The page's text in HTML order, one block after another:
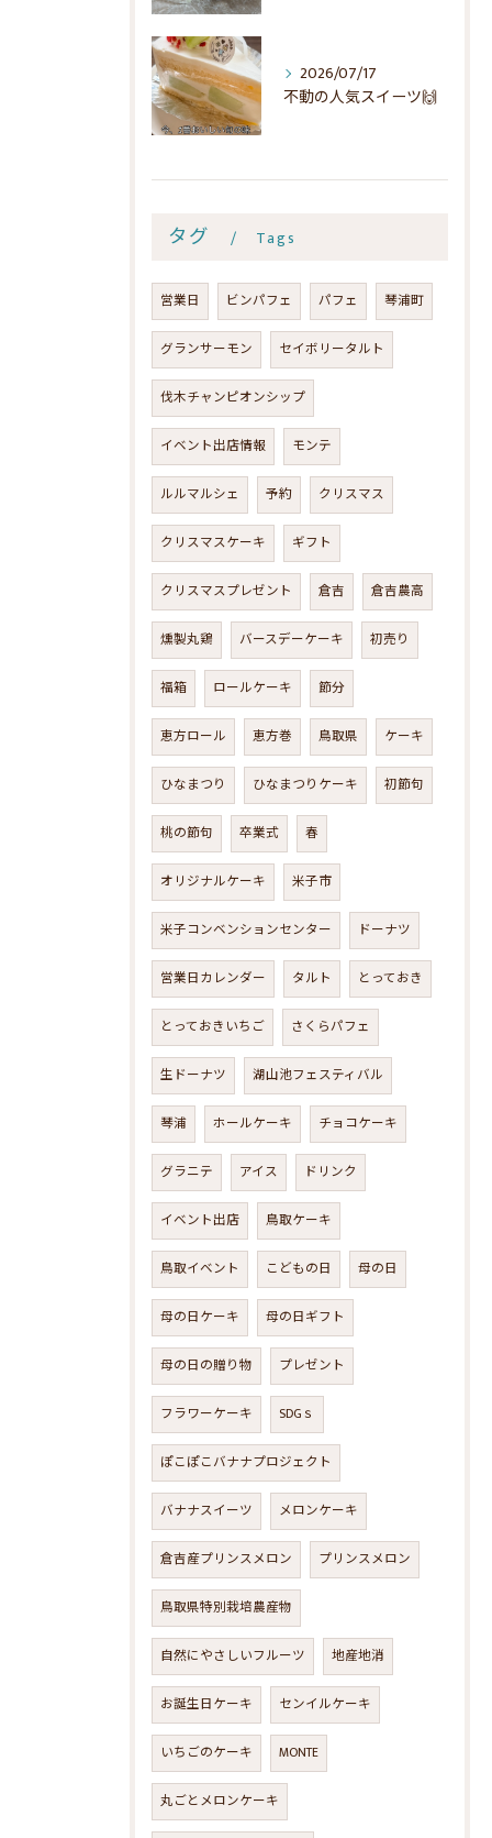
2026/07/17
不動の人気スイーツ🙌
タグ Tags
営業日 ビンパフェ パフェ 琴浦町
グランサーモン セイボリータルト
伐木チャンピオンシップ
イベント出店情報 モンテ
ルルマルシェ 予約 クリスマス
クリスマスケーキ ギフト
クリスマスプレゼント 倉吉 倉吉農高
燻製丸鶏 バースデーケーキ 初売り
福箱 ロールケーキ 節分
恵方ロール 恵方巻 鳥取県 ケーキ
ひなまつり ひなまつりケーキ 初節句
桃の節句 卒業式 春
オリジナルケーキ 米子市
米子コンベンションセンター ドーナツ
営業日カレンダー タルト とっておき
とっておきいちご さくらパフェ
生ドーナツ 湖山池フェスティバル
琴浦 ホールケーキ チョコケーキ
グラニテ アイス ドリンク
イベント出店 鳥取ケーキ
鳥取イベント こどもの日 母の日
母の日ケーキ 母の日ギフト
母の日の贈り物 プレゼント
フラワーケーキ SDGｓ
ぽこぽこバナナプロジェクト
バナナスイーツ メロンケーキ
倉吉産プリンスメロン プリンスメロン
鳥取県特別栽培農産物
自然にやさしいフルーツ 地産地消
お誕生日ケーキ センイルケーキ
いちごのケーキ MONTE
丸ごとメロンケーキ